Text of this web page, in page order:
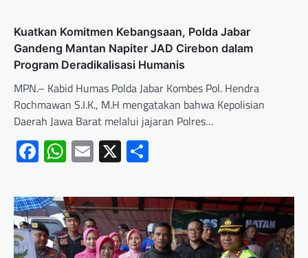
Kuatkan Komitmen Kebangsaan, Polda Jabar
Gandeng Mantan Napiter JAD Cirebon dalam
Program Deradikalisasi Humanis
MPN.– Kabid Humas Polda Jabar Kombes Pol. Hendra
Rochmawan S.I.K., M.H mengatakan bahwa Kepolisian
Daerah Jawa Barat melalui jajaran Polres…
Facebook
WhatsApp
Email
X